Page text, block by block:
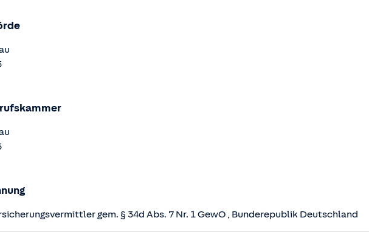
gem. § 34d Abs. 7 Nr. 1 GewO , Bunderepublik Deutschland